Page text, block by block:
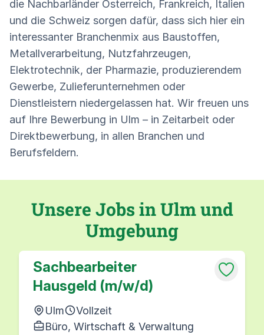
die Nachbarländer Österreich, Frankreich, Italien
und die Schweiz sorgen dafür, dass sich hier ein
interessanter Branchenmix aus Baustoffen,
Metallverarbeitung, Nutzfahrzeugen,
Elektrotechnik, der Pharmazie, produzierendem
Gewerbe, Zulieferunternehmen oder
Dienstleistern niedergelassen hat. Wir freuen uns
auf Ihre Bewerbung in Ulm – in Zeitarbeit oder
Direktbewerbung, in allen Branchen und
Berufsfeldern.
Unsere Jobs in Ulm und
Umgebung
Sachbearbeiter
Hausgeld (m/w/d)
Ulm
Vollzeit
Büro, Wirtschaft & Verwaltung